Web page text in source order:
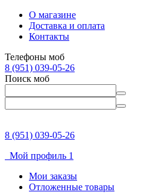
О магазине
Доставка и оплата
Контакты
Телефоны моб
8 (951) 039-05-26
Поиск моб
8 (951) 039-05-26
Мой профиль 1
Мои заказы
Отложенные товары